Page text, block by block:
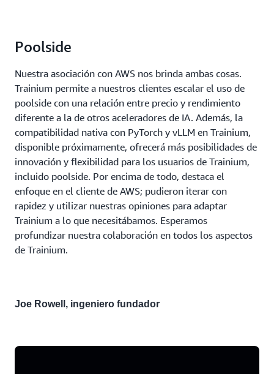
Poolside
Nuestra asociación con AWS nos brinda ambas cosas.
Trainium permite a nuestros clientes escalar el uso de
poolside con una relación entre precio y rendimiento
diferente a la de otros aceleradores de IA. Además, la
compatibilidad nativa con PyTorch y vLLM en Trainium,
disponible próximamente, ofrecerá más posibilidades de
innovación y flexibilidad para los usuarios de Trainium,
incluido poolside. Por encima de todo, destaca el
enfoque en el cliente de AWS; pudieron iterar con
rapidez y utilizar nuestras opiniones para adaptar
Trainium a lo que necesitábamos. Esperamos
profundizar nuestra colaboración en todos los aspectos
de Trainium.
Joe Rowell, ingeniero fundador